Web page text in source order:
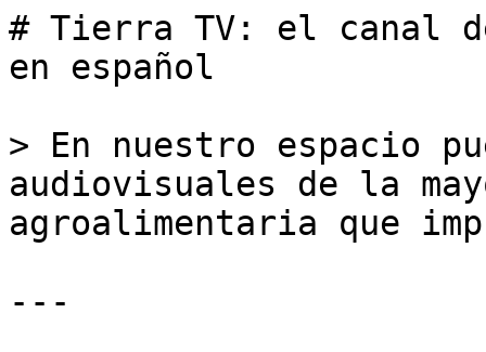
# Tierra TV: el canal
en español
> En nuestro espacio
audiovisuales de la
agroalimentaria que
---